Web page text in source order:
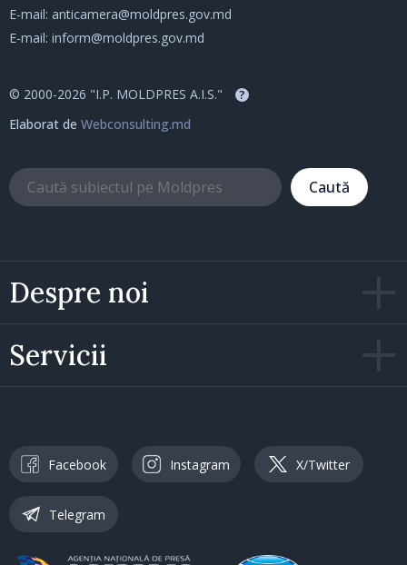
Despre noi
Servicii
E-mail: anticamera@moldpres.gov.md
E-mail: inform@moldpres.gov.md
© 2000-2026 "I.P. MOLDPRES A.I.S." ?
Elaborat de Webconsulting.md
Caută
Facebook Instagram X/Twitter
Telegram